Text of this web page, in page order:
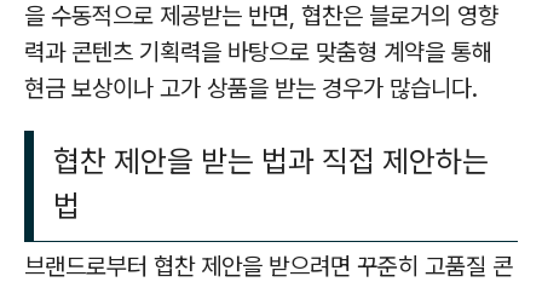
을 수동적으로 제공받는 반면, 협찬은 블로거의 영향
력과 콘텐츠 기획력을 바탕으로 맞춤형 계약을 통해
현금 보상이나 고가 상품을 받는 경우가 많습니다.
협찬 제안을 받는 법과 직접 제안하는
법
브랜드로부터 협찬 제안을 받으려면 꾸준히 고품질 콘